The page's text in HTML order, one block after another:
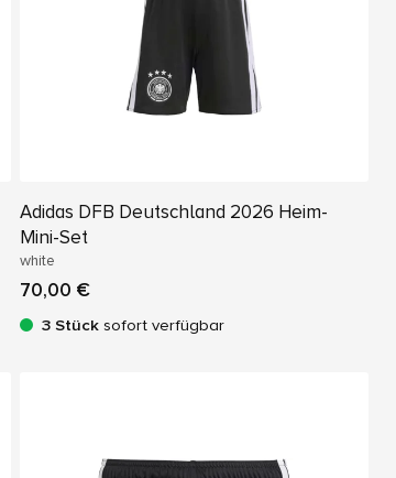
Adidas DFB Deutschland 2026 Heim-
Mini-Set
white
70,00 €
3 Stücksofort verfügbar